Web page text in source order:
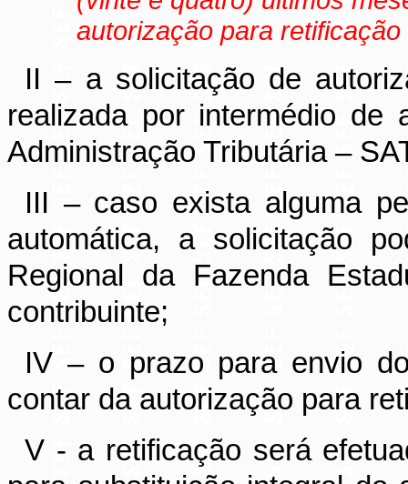
autorização para retificação
II – a solicitação de
realizada por intermédio de
Administração Tributária –
III – caso exista alguma
automática, a solicitação
Regional da Fazenda
contribuinte;
IV – o prazo para envio
contar da autorização para
V - a retificação será